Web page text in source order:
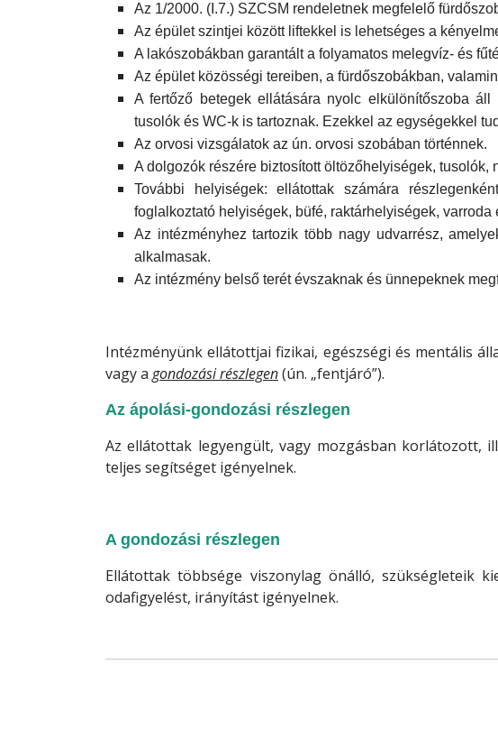
Az 1/2000. (I.7.) SZCSM rendeletnek megfelelő
Az épület szintjei között liftekkel is lehetséges a
A lakószobákban garantált a folyamatos melegvíz- és
Az épület közösségi tereiben, a fürdőszobákban,
A fertőző betegek ellátására nyolc elkülönítőszoba
tusolók és WC-k is tartoznak. Ezekkel az egységekkel
Az orvosi vizsgálatok az ún. orvosi szobában történnek.
A dolgozók részére biztosított öltözőhelyiségek,
További helyiségek: ellátottak számára
foglalkoztató helyiségek, büfé, raktárhelyiségek, varroda
Az intézményhez tartozik több nagy udvarrész,
alkalmasak.
Az intézmény belső terét évszaknak és ünnepeknek
Intézményünk ellátottjai fizikai, egészségi és mentális
vagy a gondozási részlegen(ún. „fentjáró”).
Az ápolási-gondozási részlegen
Az ellátottak legyengült, vagy mozgásban korlátozott,
teljes segítséget igényelnek.
A gondozási részlegen
Ellátottak többsége viszonylag önálló, szükségleteik
odafigyelést, irányítást igényelnek.